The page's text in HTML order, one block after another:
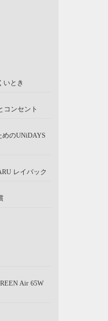
いとき
コンセント
めのUNiDAYS
レイバック
Air 65W